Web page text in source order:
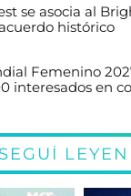
se asocia al
histórico
Femenino
interesados en
SEGUÍ